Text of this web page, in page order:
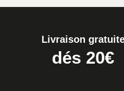
Livraison
dés 20€